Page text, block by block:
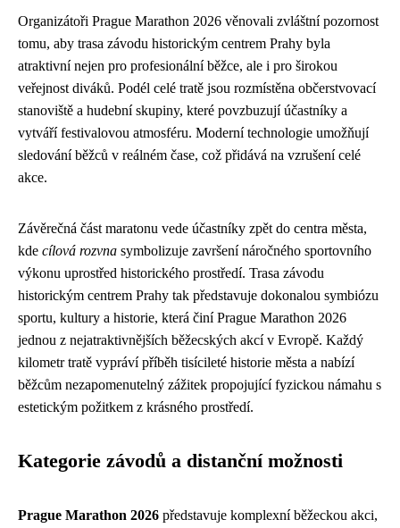
Organizátoři Prague Marathon 2026 věnovali zvláštní pozornost
tomu, aby trasa závodu historickým centrem Prahy byla
atraktivní nejen pro profesionální běžce, ale i pro širokou
veřejnost diváků. Podél celé tratě jsou rozmístěna občerstvovací
stanoviště a hudební skupiny, které povzbuzují účastníky a
vytváří festivalovou atmosféru. Moderní technologie umožňují
sledování běžců v reálném čase, což přidává na vzrušení celé
akce.
Závěrečná část maratonu vede účastníky zpět do centra města,
kde cílová rozvna symbolizuje završení náročného sportovního
výkonu uprostřed historického prostředí. Trasa závodu
historickým centrem Prahy tak představuje dokonalou symbiózu
sportu, kultury a historie, která činí Prague Marathon 2026
jednou z nejatraktivnějších běžecských akcí v Evropě. Každý
kilometr tratě vypráví příběh tisícileté historie města a nabízí
běžcům nezapomenutelný zážitek propojující fyzickou námahu s
estetickým požitkem z krásného prostředí.
Kategorie závodů a distanční možnosti
Prague Marathon 2026 představuje komplexní běžeckou akci,